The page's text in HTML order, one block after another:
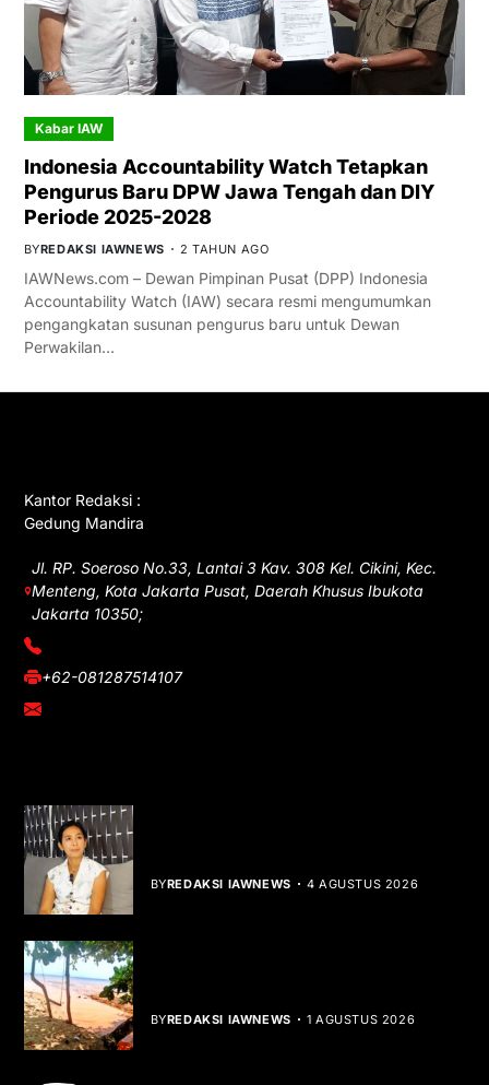
Kabar IAW
Indonesia Accountability Watch Tetapkan
Pengurus Baru DPW Jawa Tengah dan DIY
Periode 2025-2028
BYREDAKSI IAWNEWS 2 TAHUN AGO
IAWNews.com – Dewan Pimpinan Pusat (DPP) Indonesia
Accountability Watch (IAW) secara resmi mengumumkan
pengangkatan susunan pengurus baru untuk Dewan
Perwakilan…
Kantor Redaksi :
Gedung Mandira
Jl. RP. Soeroso No.33, Lantai 3 Kav. 308 Kel. Cikini, Kec.
Menteng, Kota Jakarta Pusat, Daerah Khusus Ibukota
Jakarta 10350;
(021) 3908026
+62-081287514107
adm@iawnews.com
BYREDAKSI IAWNEWS 4 AGUSTUS 2026
BYREDAKSI IAWNEWS 1 AGUSTUS 2026